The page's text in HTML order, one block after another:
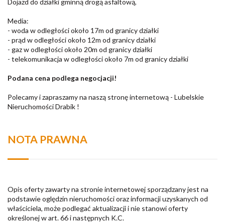
Dojazd do działki gminną drogą asfaltową,
Media:
- woda w odległości około 17m od granicy działki
- prąd w odległości około 12m od granicy działki
- gaz w odległości około 20m od granicy działki
- telekomunikacja w odległości około 7m od granicy działki
Podana cena podlega negocjacji!
Polecamy i zapraszamy na naszą stronę internetową - Lubelskie
Nieruchomości Drabik !
NOTA PRAWNA
Opis oferty zawarty na stronie internetowej sporządzany jest na
podstawie oględzin nieruchomości oraz informacji uzyskanych od
właściciela, może podlegać aktualizacji i nie stanowi oferty
określonej w art. 66 i następnych K.C.